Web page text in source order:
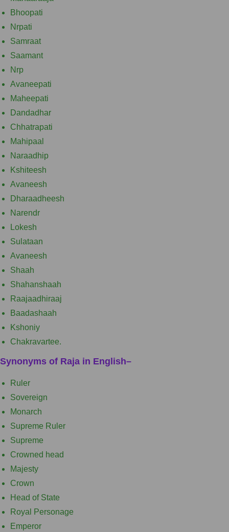
Bhoopati
Nrpati
Samraat
Saamant
Nrp
Avaneepati
Maheepati
Dandadhar
Chhatrapati
Mahipaal
Naraadhip
Kshiteesh
Avaneesh
Dharaadheesh
Narendr
Lokesh
Sulataan
Avaneesh
Shaah
Shahanshaah
Raajaadhiraaj
Baadashaah
Kshoniy
Chakravartee.
Synonyms of Raja in English–
Ruler
Sovereign
Monarch
Supreme Ruler
Supreme
Crowned head
Majesty
Crown
Head of State
Royal Personage
Emperor